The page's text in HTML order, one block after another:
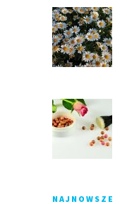
NAJNOWSZE